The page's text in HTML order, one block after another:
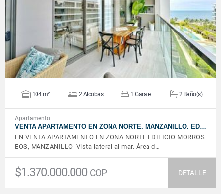
VER DETALLES
104 m² 2 Alcobas 1 Garaje 2 Baño(s)
Apartamento
VENTA APARTAMENTO EN ZONA NORTE, MANZANILLO, ED…
EN VENTA APARTAMENTO EN ZONA NORTE EDIFICIO MORROS
EOS, MANZANILLO Vista lateral al mar. Área d…
$1.370.000.000 COP DETALLE